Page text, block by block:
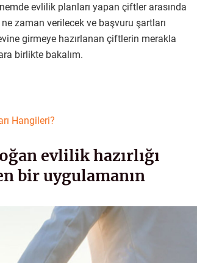
evlilik planları yapan çiftler arasında
zaman verilecek ve başvuru şartları
girmeye hazırlanan çiftlerin merakla
birlikte bakalım.
Hangileri?
evlilik hazırlığı
bir uygulamanın